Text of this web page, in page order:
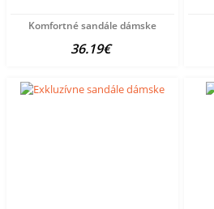
Komfortné sandále dámske
36.19€